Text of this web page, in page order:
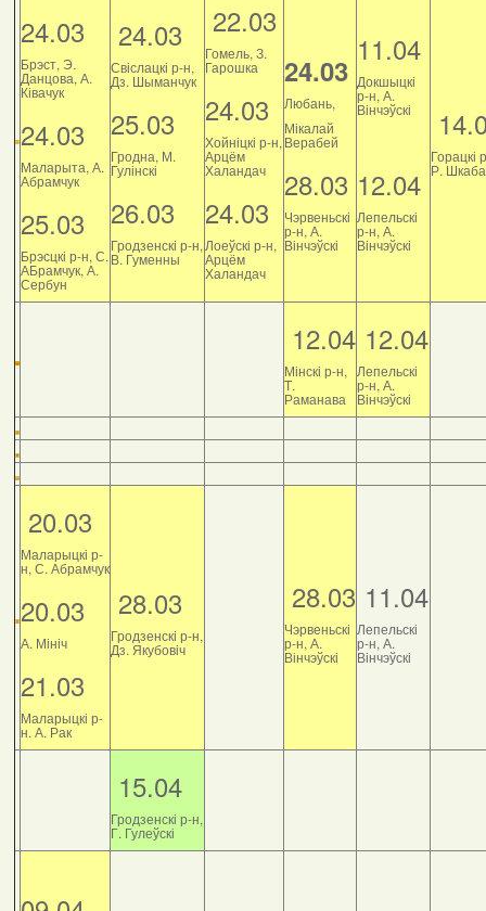
24.03
Брэст, Э.
Данцова, А.
Ківачук
24.03
Маларыта, А.
Абрамчук
25.03
Брэсцкі р-н, С.
АБрамчук, А.
Сербун
24.03
Свіслацкі р-н,
Дз. Шыманчук
25.03
Гродна, М.
Гулінскі
26.03
Гродзенскі р-н,
В. Гуменны
22.03
Гомель, З.
Гарошка
24.03
Хойніцкі р-н,
Арцём
Халандач
24.03
Лоеўскі р-н,
Арцём
Халандач
24.03
Любань,
Мікалай
Верабей
28.03
Чэрвеньскі
р-н, А.
Вінчэўскі
11.04
Докшыцкі
р-н, А.
Вінчэўскі
12.04
Лепельскі
р-н, А.
Вінчэўскі
Горацкі
Р.
12.04
Мінскі р-н,
Т.
Раманава
12.04
Лепельскі
р-н, А.
Вінчэўскі
20.03
Маларыцкі р-
н, С. Абрамчук
20.03
А. Мініч
21.03
Маларыцкі р-
н. А. Рак
28.03
Гродзенскі р-н,
Дз. Якубовіч
28.03
Чэрвеньскі
р-н, А.
Вінчэўскі
11.04
Лепельскі
р-н, А.
Вінчэўскі
15.04
Гродзенскі р-н,
Г. Гулеўскі